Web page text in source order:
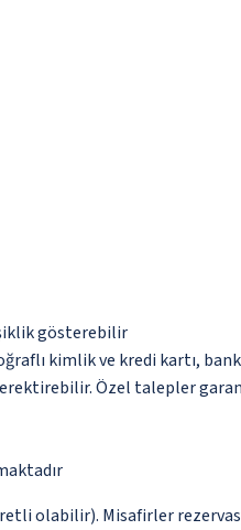
gösterebilir
kimlik ve kredi kartı,
Özel talepler
olabilir). Misafirler